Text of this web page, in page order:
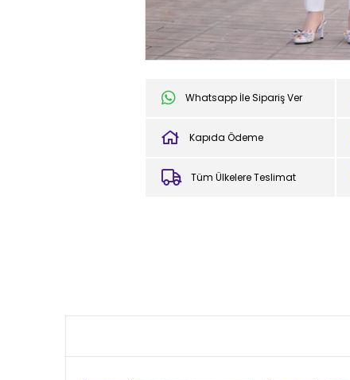
Whatsapp İle Sipariş Ver
Kapıda Ödeme
Tüm Ülkelere Teslimat